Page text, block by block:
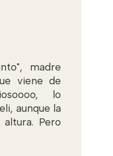
madre
viene de
lo
aunque la
Pero